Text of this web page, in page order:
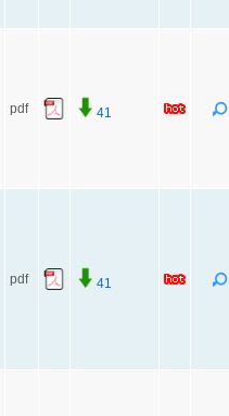
pdf 41
pdf 41